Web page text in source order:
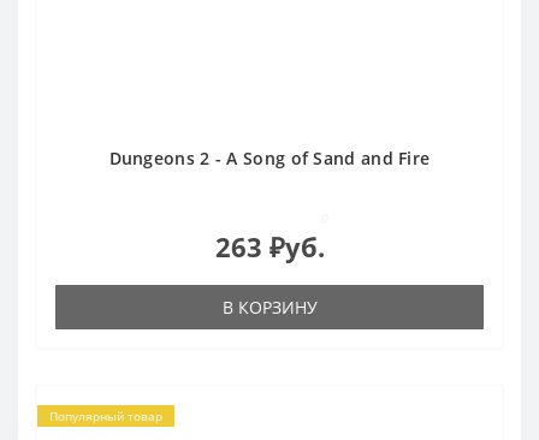
Dungeons 2 - A Song of Sand and Fire
263 ₽уб.
В КОРЗИНУ
Популярный товар